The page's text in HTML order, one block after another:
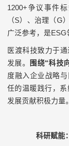
1200+争议事件
（S）、治理（G
广泛参考，是ESG
医渡科技致力于
发展。
围绕“科技
度融入企业战略
任的温暖践行，系
发展贡献积极力量。
科研赋能